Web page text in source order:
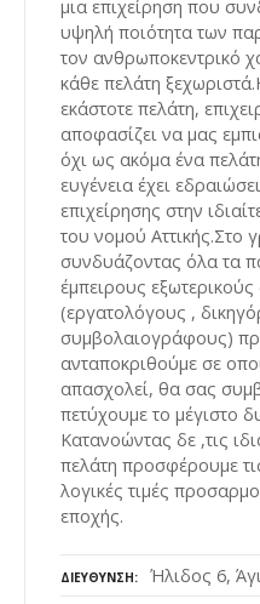
μια επιχείρηση που
υψηλή ποιότητα των
τον ανθρωποκεντρικό
κάθε πελάτη
εκάστοτε πελάτη,
αποφασίζει να μας
όχι ως ακόμα ένα
ευγένεια έχει
επιχείρησης στην
του νομού Αττικής.Στο
συνδυάζοντας όλα τα
έμπειρους
(εργατολόγους ,
συμβολαιογράφους)
ανταποκριθούμε σε
απασχολεί, θα σας
πετύχουμε το μέγιστο
Κατανοώντας δε ,τις
πελάτη προσφέρουμε
λογικές τιμές
εποχής.
ΔΙΕΎΘΥΝΣΗ Ήλιδος 6,